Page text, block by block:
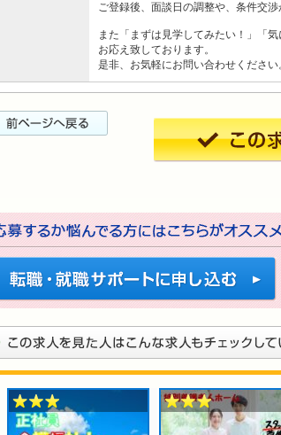
ご登録後、面談日の調整や、条件交
また「まずは見学してみたい！」「
お応え致しております。
是非、お気軽にお問い合わせください